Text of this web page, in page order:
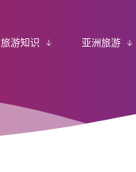
旅游知识 亚洲旅游